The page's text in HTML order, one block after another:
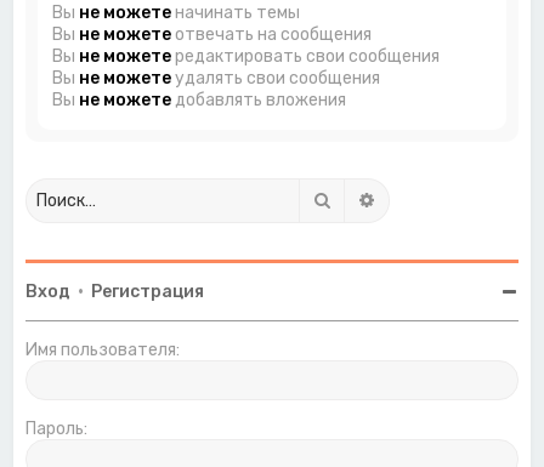
Вы не можетеначинать темы
Вы не можетеотвечать на сообщения
Вы не можетередактировать свои сообщения
Вы не можетеудалять свои сообщения
Вы не можетедобавлять вложения
Поиск
Вход • Регистрация
Имя пользователя:
Пароль: